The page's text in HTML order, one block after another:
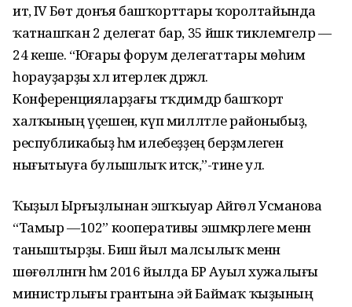
итә, IV Бөтә донъя башҡорттары ҡоролтайында
ҡатнашҡан 2 делегат бар, 35 йәшкә тиклемгеләр —
24 кеше. “Юғары форум делегаттары мөһим
һорауҙарҙы хәл итерлек дәрәжәлә.
Конференцияларҙағы тәҡдимдәр башҡорт
халҡының үҫешенә, күп милләтле районыбыҙ,
республикабыҙ һәм илебеҙҙең берҙәмлеген
нығытыуға булышлыҡ итәсәк,”-тине ул.
Ҡыҙыл Ырғыҙлынан эшҡыуар Айгөл Усманова
“Тамыр —102” кооперативы эшмәкәрлеге менән
таныштырҙы. Биш йыл малсылыҡ менән
шөғөлләнгән һәм 2016 йылда БР Ауыл хужалығы
министрлығы грантына эйә Баймаҡ ҡыҙының